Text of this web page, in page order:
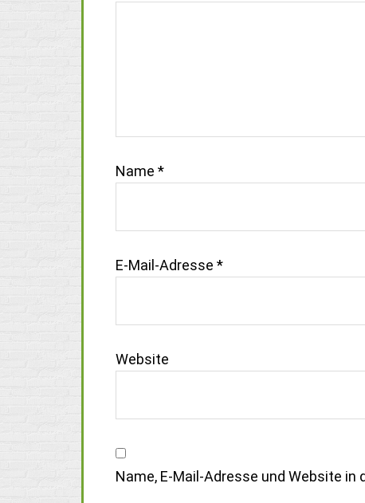
Name *
E-Mail-Adresse *
Website
Name, E-Mail-Adresse und Website